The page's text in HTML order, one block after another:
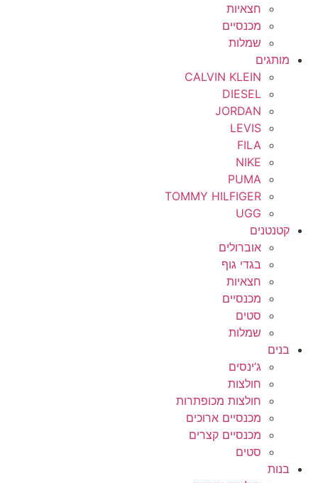
חצאיות
מכנסיים
שמלות
מותגים
CALVIN KLEIN
DIESEL
JORDAN
LEVIS
FILA
NIKE
PUMA
TOMMY HILFIGER
UGG
קטנטנים
אוברולים
בגדי גוף
חצאיות
מכנסיים
סטים
שמלות
בנים
ג’ינסים
חולצות
חולצות מכופתרות
מכנסיים ארוכים
מכנסיים קצרים
סטים
בנות